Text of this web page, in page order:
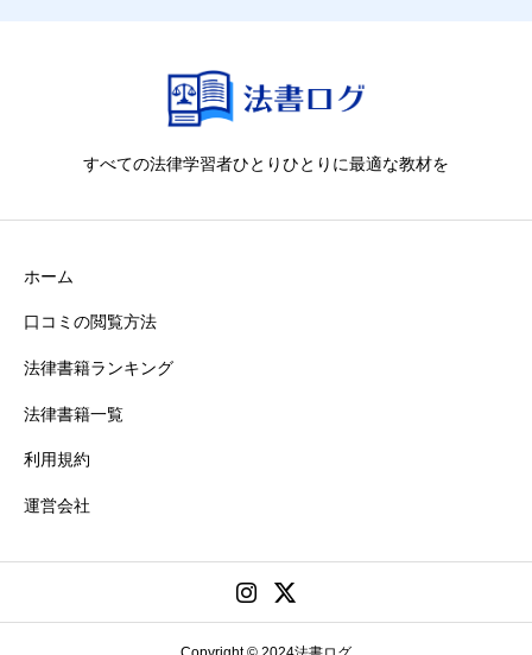
すべての法律学習者ひとりひとりに最適な教材を
ホーム
口コミの閲覧方法
法律書籍ランキング
法律書籍一覧
利用規約
運営会社